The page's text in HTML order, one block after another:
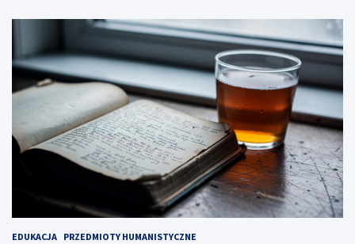
EDUKACJA PRZEDMIOTY HUMANISTYCZNE